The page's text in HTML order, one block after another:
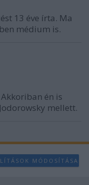
13 éve írta. Ma
médium is.
én is
mellett.
MÓDOSÍTÁSA